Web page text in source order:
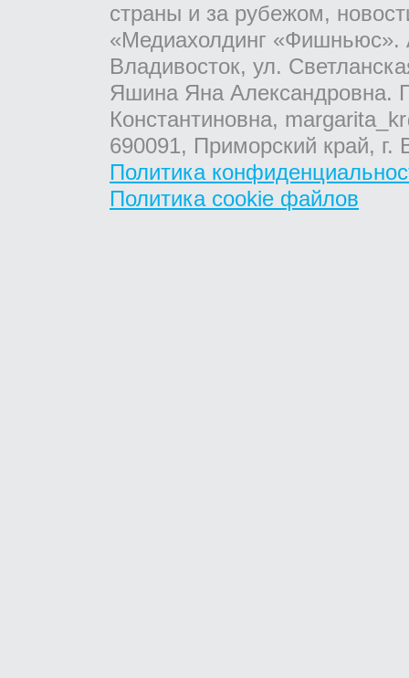
страны и за рубежом,
«Медиахолдинг «Фишньюс».
Владивосток, ул.
Яшина Яна Александровна.
Константиновна,
690091, Приморский край,
Политика
Политика cookie файлов